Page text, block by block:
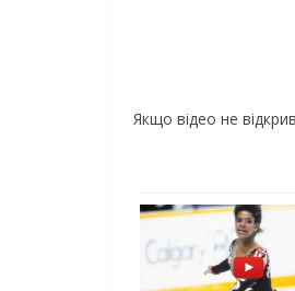
Якщо відео не